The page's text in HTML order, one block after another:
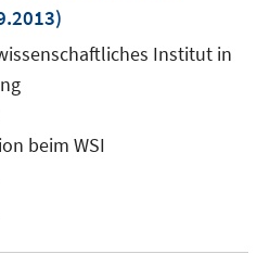
Institut in
beim WSI